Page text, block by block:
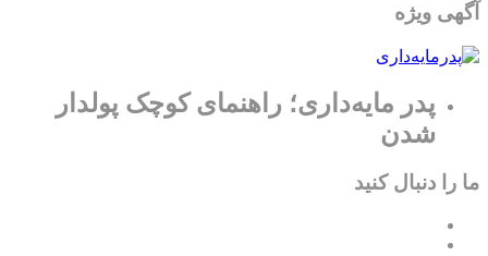
آگهی ویژه
پدر مایه‌داری؛ راهنمای کوچک پولدار
شدن
ما را دنبال کنید